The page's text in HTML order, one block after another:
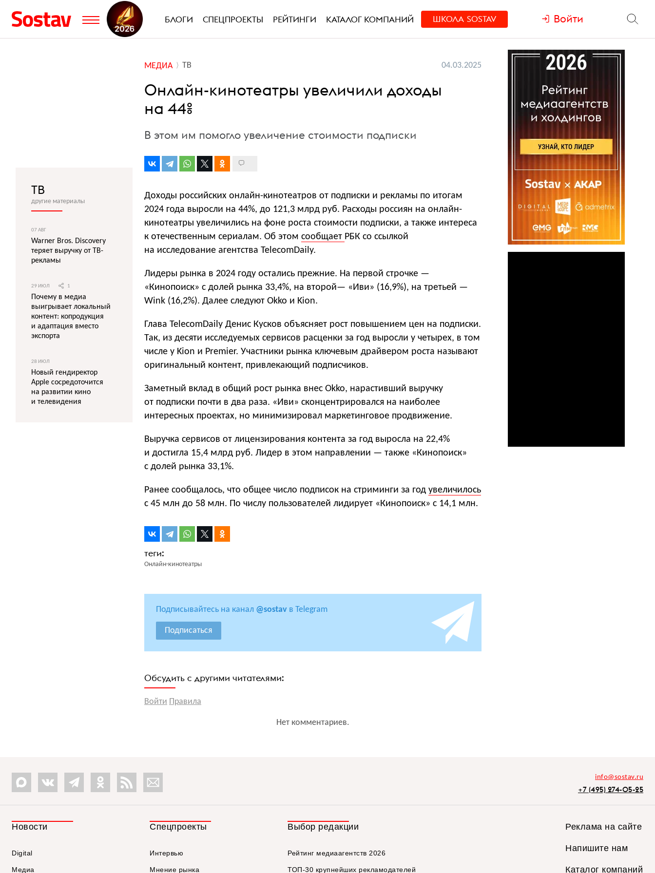
БЛОГИ СПЕЦПРОЕКТЫ РЕЙТИНГИ КАТАЛОГ КОМПАНИЙ ШКОЛА SOSTAV Войти
МЕДИА ТВ 04.03.2025
Онлайн-кинотеатры увеличили доходы
на 44%
В этом им помогло увеличение стоимости подписки
Доходы российских онлайн-кинотеатров от подписки и рекламы по итогам
2024 года выросли на 44%, до 121,3 млрд руб. Расходы россиян на онлайн-
кинотеатры увеличились на фоне роста стоимости подписки, а также интереса
к отечественным сериалам. Об этом сообщает РБК со ссылкой
на исследование агентства TelecomDaily.
Лидеры рынка в 2024 году остались прежние. На первой строчке —
«Кинопоиск» с долей рынка 33,4%, на второй— «Иви» (16,9%), на третьей —
Wink (16,2%). Далее следуют Okko и Kion.
Глава TelecomDaily Денис Кусков объясняет рост повышением цен на подписки.
Так, из десяти исследуемых сервисов расценки за год выросли у четырех, в том
числе у Kion и Premier. Участники рынка ключевым драйвером роста называют
оригинальный контент, привлекающий подписчиков.
Заметный вклад в общий рост рынка внес Okko, нарастивший выручку
от подписки почти в два раза. «Иви» сконцентрировался на наиболее
интересных проектах, но минимизировал маркетинговое продвижение.
Выручка сервисов от лицензирования контента за год выросла на 22,4%
и достигла 15,4 млрд руб. Лидер в этом направлении — также «Кинопоиск»
с долей рынка 33,1%.
Ранее сообщалось, что общее число подписок на стриминги за год увеличилось
с 45 млн до 58 млн. По числу пользователей лидирует «Кинопоиск» с 14,1 млн.
Онлайн-кинотеатры
Подписывайтесь на канал @sostav в Telegram
Подписаться
Обсудить с другими читателями:
Войти Правила
Нет комментариев.
ТВ
другие материалы
07 АВГ
Warner Bros. Discovery
теряет выручку от ТВ-
рекламы
29 ИЮЛ 1
Почему в медиа
выигрывает локальный
контент: копродукция
и адаптация вместо
экспорта
28 ИЮЛ
Новый гендиректор
Apple сосредоточится
на развитии кино
и телевидения
info@sostav.ru
+7 (495) 274-05-25
Новости
Digital
Медиа
Спецпроекты
Интервью
Мнение рынка
Выбор редакции
Рейтинг медиаагентств 2026
ТОП-30 крупнейших рекламодателей
Реклама на сайте
Напишите нам
Каталог компаний